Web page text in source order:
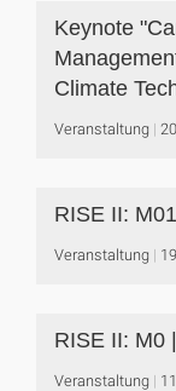
Keynote
Climate
Veranstaltung
RISE II:
Veranstaltung
RISE II: M0
Veranstaltung